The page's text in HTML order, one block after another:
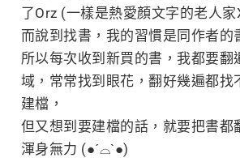
了Orz (一樣是熱愛顏文字的老人家
而說到找書，我的習慣是同作者的
所以每次收到新買的書，我都要翻
域，常常找到眼花，翻好幾遍都找
建檔，
但又想到要建檔的話，就要把書都
渾身無力 (●´⌓`●)